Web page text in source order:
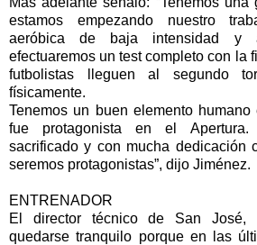
estamos empezando nuestro
aeróbica de baja intensidad
efectuaremos un test completo con la
futbolistas lleguen al segundo
físicamente.
Tenemos un buen elemento
fue protagonista en el
sacrificado y con mucha dedicación
seremos protagonistas”, dijo Jiménez.
ENTRENADOR
El director técnico de San José,
quedarse tranquilo porque en las